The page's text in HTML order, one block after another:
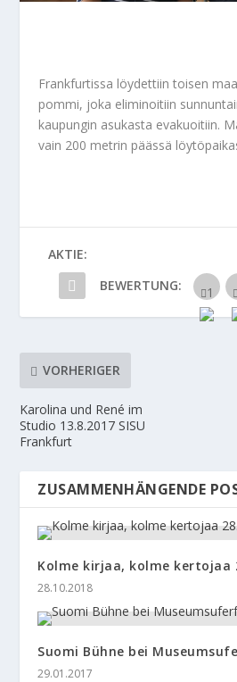
Frankfurtissa löydettiin toisen
pommi, joka eliminoitiin
kaupungin asukasta evakuoitiin.
vain 200 metrin päässä
AKTIE:
BEWERTUNG:
VORHERIGER
Karolina und René im
Studio 13.8.2017 SISU
Frankfurt
ZUSAMMENHÄNGENDE
Kolme kirjaa, kolme kertojaa
28.10.2018
Suomi Bühne bei
29.01.2017